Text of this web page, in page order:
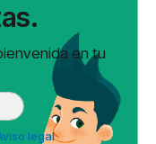
en tu
legal